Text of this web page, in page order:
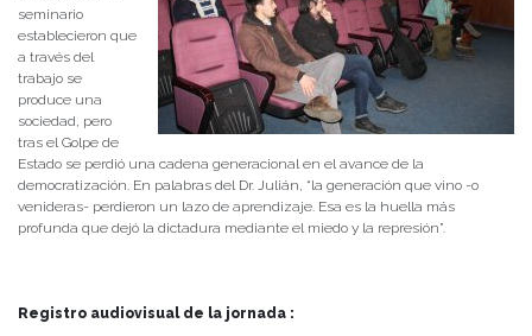
seminario
establecieron que
a través del
trabajo se
produce una
sociedad, pero
tras el Golpe de
Estado se perdió una cadena generacional en el avance de la
democratización. En palabras del Dr. Julián, “la generación que vino -o
venideras- perdieron un lazo de aprendizaje. Esa es la huella más
profunda que dejó la dictadura mediante el miedo y la represión”.
Registro audiovisual de la jornada :